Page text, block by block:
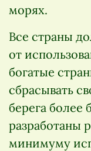
морях.
Все страны
от
богатые
сбрасывать
берега
разработаны
минимуму